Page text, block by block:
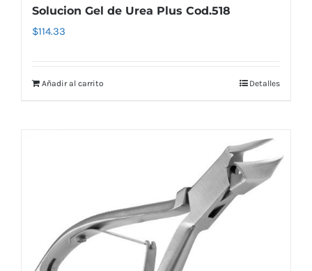
Solucion Gel de Urea Plus Cod.518
$114.33
Añadir al carrito Detalles